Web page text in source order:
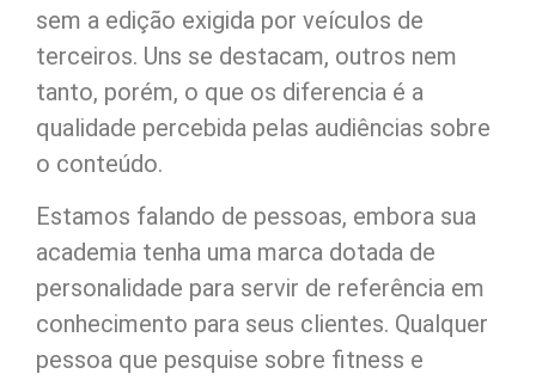
sem a edição exigida por veículos de
terceiros. Uns se destacam, outros nem
tanto, porém, o que os diferencia é a
qualidade percebida pelas audiências sobre
o conteúdo.
Estamos falando de pessoas, embora sua
academia tenha uma marca dotada de
personalidade para servir de referência em
conhecimento para seus clientes. Qualquer
pessoa que pesquise sobre fitness e